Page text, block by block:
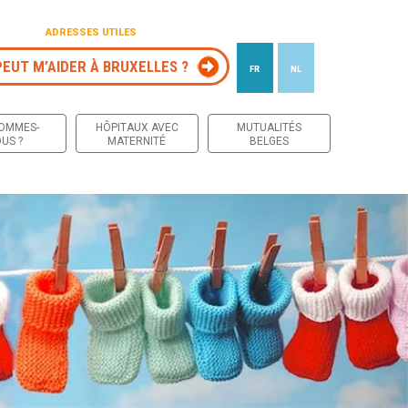
ADRESSES UTILES
M’AIDER À BRUXELLES ? FR NL
?
HÔPITAUX AVEC
MATERNITÉ
MUTUALITÉS
BELGES